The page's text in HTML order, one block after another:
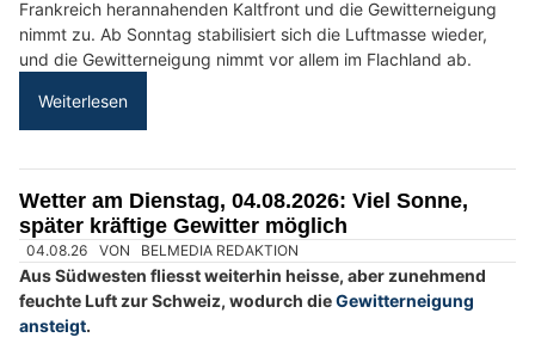
Spitex Hand & Herz – Ihre Spitex für Pflege im Raum Olten SO
Stump’s Alpenrose: Bergferien und Gourmetküche in Wildhaus SG